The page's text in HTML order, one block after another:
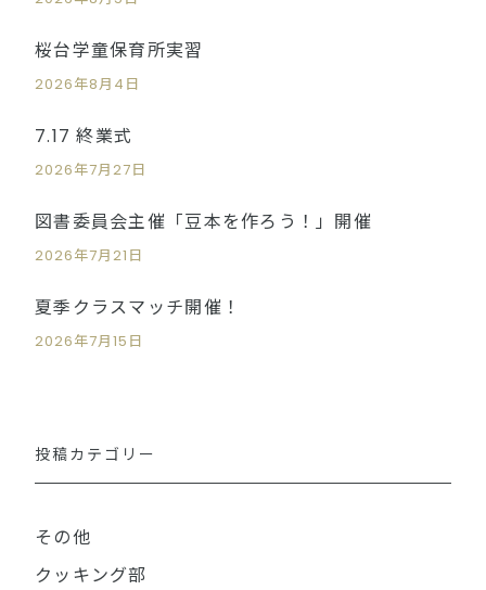
桜台学童保育所実習
2026年8月4日
7.17 終業式
2026年7月27日
図書委員会主催「豆本を作ろう！」開催
2026年7月21日
夏季クラスマッチ開催！
2026年7月15日
投稿カテゴリー
その他
クッキング部